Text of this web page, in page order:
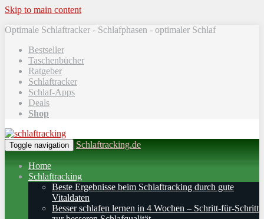
Skip to main content
Optimale Schlaftracker - Schlafphasen - optimaler Schlaf
Bestseller
Taschenbücher
Ratgeber
Schlaftracker
Schlaf-Apps
Deals
Shop
Toggle navigation Schlaftracking.de
Home
Schlaftracking
Beste Ergebnisse beim Schlaftracking durch gute
Vitaldaten
Besser schlafen lernen in 4 Wochen – Schritt‑für‑Schritt